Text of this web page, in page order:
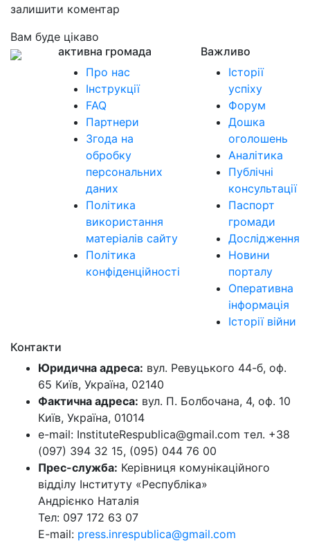
залишити коментар
Вам буде цікаво
активна громада
Про нас
Інструкції
FAQ
Партнери
Згода на
обробку
персональних
даних
Політика
використання
матеріалів сайту
Політика
конфіденційності
Важливо
Історії
успіху
Форум
Дошка
оголошень
Аналітика
Публічні
консультації
Паспорт
громади
Дослідження
Новини
порталу
Оперативна
інформація
Історії війни
Контакти
Юридична адреса: вул. Ревуцького 44-б, оф.
65 Київ, Україна, 02140
Фактична адреса: вул. П. Болбочана, 4, оф. 10
Київ, Україна, 01014
e-mail: InstituteRespublica@gmail.com тел. +38
(097) 394 32 15, (095) 044 76 00
Прес-служба: Керівниця комунікаційного
відділу Інституту «Республіка»
Андрієнко Наталія
Тел: 097 172 63 07
E-mail: press.inrespublica@gmail.com